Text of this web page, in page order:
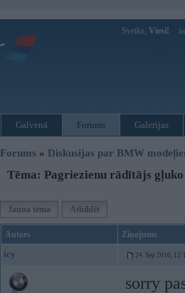
Sveiks, Viesi!
Galvenā Forums Galerijas
Forums » Diskusijas par BMW
Tēma: Pagriezienu rādītājs gļuko
Jauna tēma Atbildēt
Autors Ziņojums
icy 24. Sep 2010,
sorry